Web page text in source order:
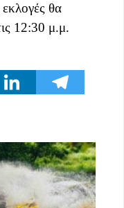
θα
12:30 μ.μ.